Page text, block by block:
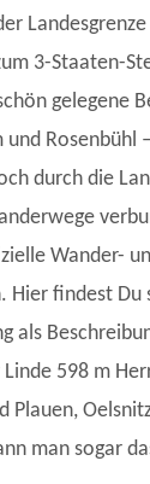
3-Staaten-
gelegene
und Rosenbühl
durch die
Wander-
Hier findest Du
als
598 m
Plauen,
man sogar